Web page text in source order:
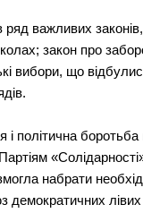
важливих
закон про
вибори, що
політична
набрати